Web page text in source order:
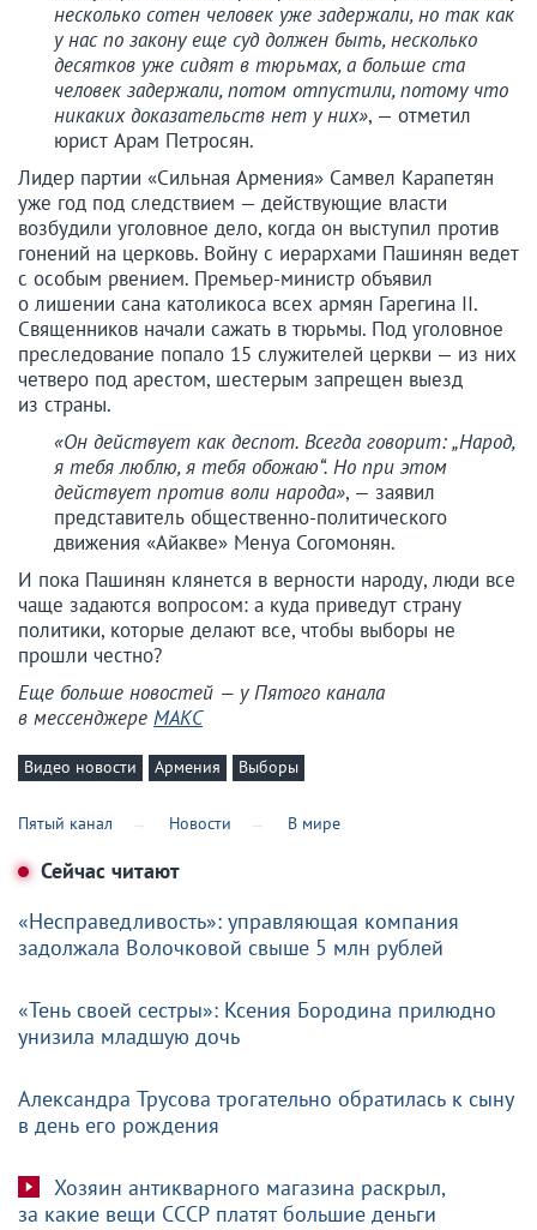
несколько сотен человек уже задержали, но так как
у нас по закону еще суд должен быть, несколько
десятков уже сидят в тюрьмах, а больше ста
человек задержали, потом отпустили, потому что
никаких доказательств нет у них», — отметил
юрист Арам Петросян.
Лидер партии «Сильная Армения» Самвел Карапетян
уже год под следствием — действующие власти
возбудили уголовное дело, когда он выступил против
гонений на церковь. Войну с иерархами Пашинян ведет
с особым рвением. Премьер-министр объявил
о лишении сана католикоса всех армян Гарегина II.
Священников начали сажать в тюрьмы. Под уголовное
преследование попало 15 служителей церкви — из них
четверо под арестом, шестерым запрещен выезд
из страны.
«Он действует как деспот. Всегда говорит: „Народ,
я тебя люблю, я тебя обожаю“. Но при этом
действует против воли народа», — заявил
представитель общественно-политического
движения «Айакве» Менуа Согомонян.
И пока Пашинян клянется в верности народу, люди все
чаще задаются вопросом: а куда приведут страну
политики, которые делают все, чтобы выборы не
прошли честно?
Еще больше новостей — у Пятого канала
в мессенджере МАКС
Видео новости Армения Выборы
Пятый канал Новости В мире
Сейчас читают
«Несправедливость»: управляющая компания
задолжала Волочковой свыше 5 млн рублей
«Тень своей сестры»: Ксения Бородина прилюдно
унизила младшую дочь
Александра Трусова трогательно обратилась к сыну
в день его рождения
Хозяин антикварного магазина раскрыл,
за какие вещи СССР платят большие деньги